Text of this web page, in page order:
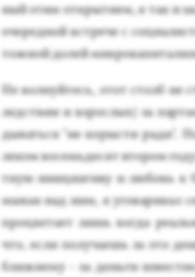
ный этим от­кры­ти­ем, я так и
оче­ред­ной встре­че с
тожной до­лей
Не вол­нуй­тесь, этот столб не
ледс­твии и взрос­лых) за
дывать­ся "не ко­рыс­ти ра­ди".
леком во­семь­де­сят вто­ром
тную ини­ци­ати­ву и лю­бовь к
мывая над ним, я уго­вари­вал
проц­ве­та­ет лишь ког­да
что, ес­ли по­луча­ешь за это
ближ­не­му - за день­ги